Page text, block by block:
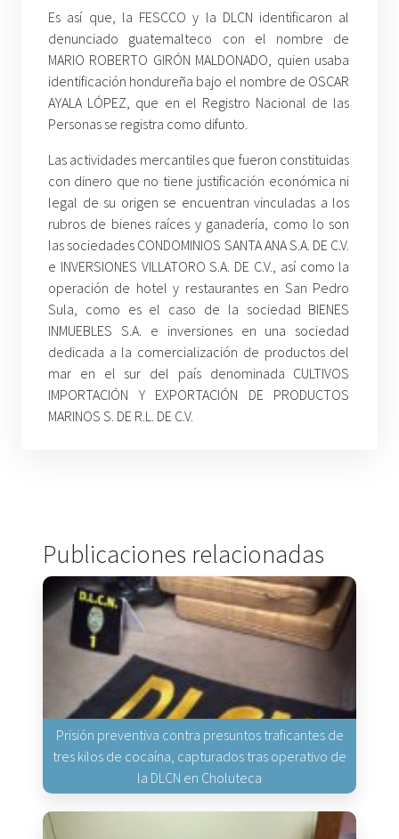
Es así que, la FESCCO y la DLCN identificaron al
denunciado guatemalteco con el nombre de
MARIO ROBERTO GIRÓN MALDONADO, quien usaba
identificación hondureña bajo el nombre de OSCAR
AYALA LÓPEZ, que en el Registro Nacional de las
Personas se registra como difunto.
Las actividades mercantiles que fueron constituidas
con dinero que no tiene justificación económica ni
legal de su origen se encuentran vinculadas a los
rubros de bienes raíces y ganadería, como lo son
las sociedades CONDOMINIOS SANTA ANA S.A. DE C.V.
e INVERSIONES VILLATORO S.A. DE C.V., así como la
operación de hotel y restaurantes en San Pedro
Sula, como es el caso de la sociedad BIENES
INMUEBLES S.A. e inversiones en una sociedad
dedicada a la comercialización de productos del
mar en el sur del país denominada CULTIVOS
IMPORTACIÓN Y EXPORTACIÓN DE PRODUCTOS
MARINOS S. DE R.L. DE C.V.
Publicaciones relacionadas
Prisión preventiva contra presuntos traficantes de
tres kilos de cocaína, capturados tras operativo de
la DLCN en Choluteca